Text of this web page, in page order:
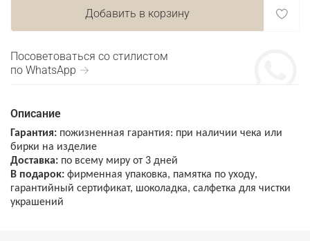
Добавить в корзину
Посоветоваться со стилистом
по WhatsApp →
Описание
Гарантия: пожизненная гарантия: при наличии чека или
бирки на изделие
Доставка: по всему миру от 3 дней
В подарок: фирменная упаковка, памятка по уходу,
гарантийный сертификат, шоколадка, салфетка для чистки
украшений